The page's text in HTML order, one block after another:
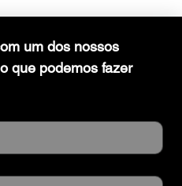
um dos nossos
que podemos fazer